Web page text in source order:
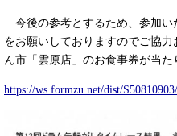
今後の参考とするため、参加い
をお願いしておりますのでご協
ん市「雲原店」のお食事券が当た
https://ws.formzu.net/dist/S50810903/